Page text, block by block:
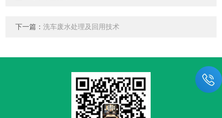
下一篇：洗车废水处理及回用技术